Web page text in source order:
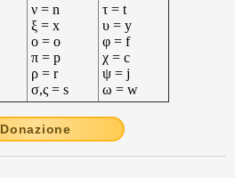
ν = n
ξ = x
ο = o
π = p
ρ = r
σ,ς = s
τ = t
υ = y
φ = f
χ = c
ψ = j
ω = w
Donazione